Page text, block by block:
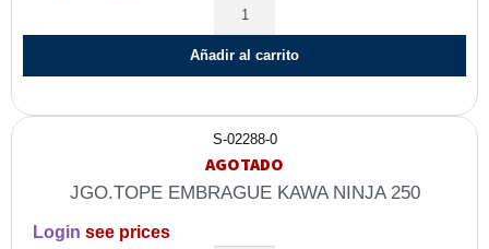
Añadir al carrito
S-02288-0
AGOTADO
JGO.TOPE EMBRAGUE KAWA NINJA 250
Login see prices